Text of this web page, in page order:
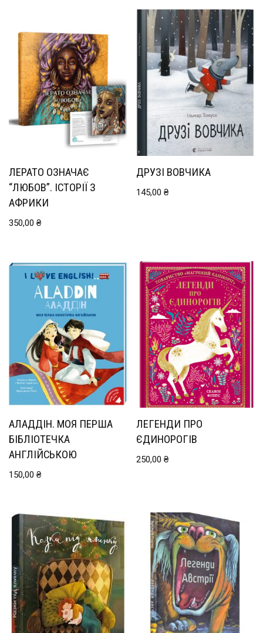
ЛЕРАТО ОЗНАЧАЄ
“ЛЮБОВ”. ІСТОРІЇ З
АФРИКИ
350,00 ₴
ДРУЗІ ВОВЧИКА
145,00₴
АЛАДДІН. МОЯ ПЕРША
БІБЛІОТЕЧКА
АНГЛІЙСЬКОЮ
150,00 ₴
ЛЕГЕНДИ ПРО
ЄДИНОРОГІВ
250,00₴